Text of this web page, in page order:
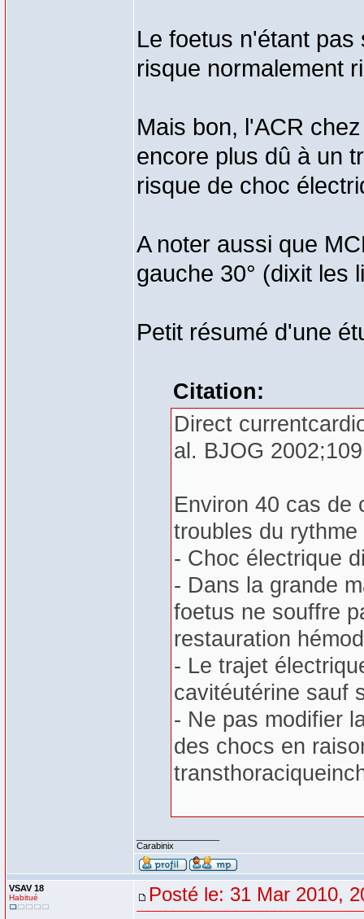
Le foetus n'étant
risque normalement
Mais bon, l'ACR
encore plus dû à un
risque de choc
A noter aussi que
gauche 30° (dixit les
Petit résumé d'une
Citation:
Direct
al. BJOG
Environ 40 cas de
troubles du
- Choc électrique
- Dans la grande
foetus ne souffre
restauration
- Le trajet
cavitéutérine sauf
- Ne pas modifier
des chocs en
Carabinix
VSAV 18
Habitué Posté le: 31 Mar 2010,